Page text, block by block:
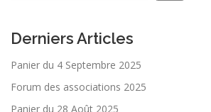
Derniers Articles
Panier du 4 Septembre 2025
Forum des associations 2025
Panier du 28 Août 2025